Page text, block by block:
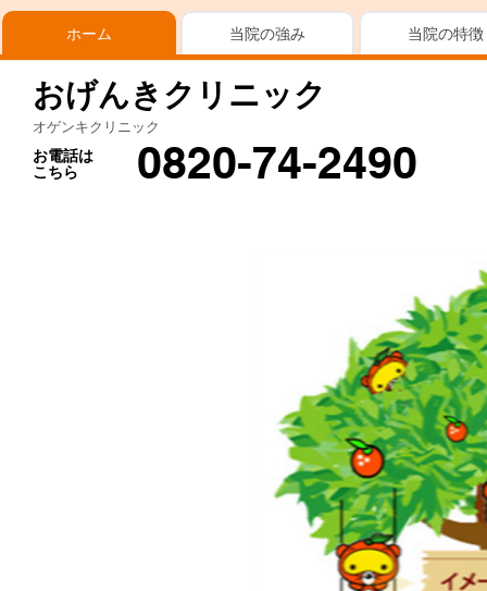
ホーム 当院の強み 当院の特徴
おげんきクリニック
オゲンキクリニック
お電話は
こちら
0820-74-2490